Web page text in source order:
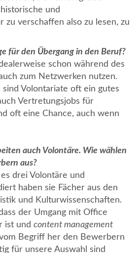
und
zu verschaffen also zu lesen, zu
für den Übergang in den Beruf?
schon während des
zum Netzwerken nutzen.
sind Volontariate oft ein gutes
Vertretungsjobs für
oft eine Chance, auch wenn
auch Volontäre. Wie wählen
aus?
drei Volontäre und
haben sie Fächer aus den
und Kulturwissenschaften.
der Umgang mit Office
ist und content management
Begriff her den Bewerbern
für unsere Auswahl sind